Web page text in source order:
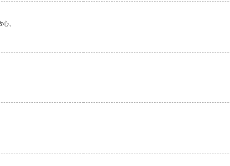
。